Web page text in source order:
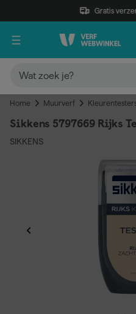
Gratis
Home Muurverf
Sikkens 5797669 Rijks
SIKKENS